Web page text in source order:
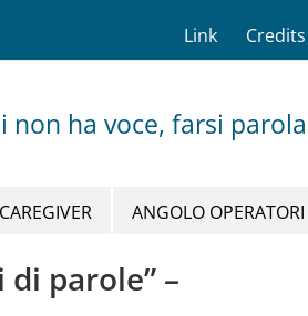
Link Credits
non ha voce, farsi
ANGOLO OPERATORI
di parole” –